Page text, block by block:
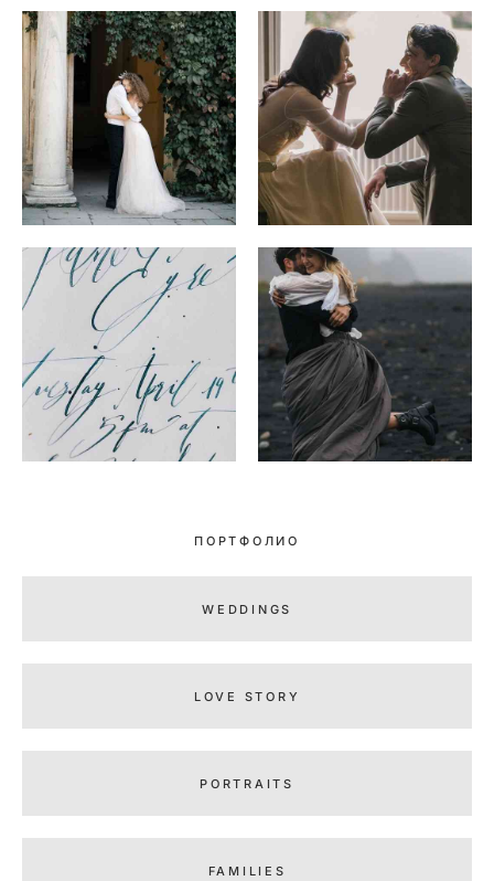
ПОРТФОЛИО
WEDDINGS
LOVE STORY
PORTRAITS
FAMILIES